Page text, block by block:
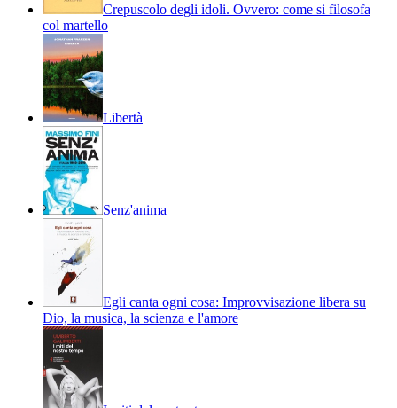
Crepuscolo degli idoli. Ovvero: come si filosofa
col martello
Libertà
Senz'anima
Egli canta ogni cosa: Improvvisazione libera su
Dio, la musica, la scienza e l'amore